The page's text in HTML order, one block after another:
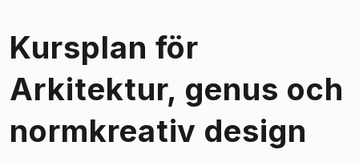
Kursplan för
Arkitektur, genus och
normkreativ design